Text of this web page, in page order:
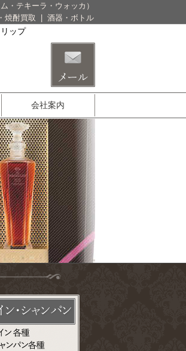
・テキーラ・ウォッカ）
焼酎買取 酒器・ボトル
ップ
会社案内